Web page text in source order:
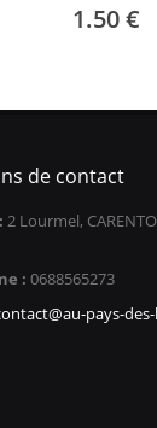
1.50 €
de contact
2 Lourmel,
: 0688565273
pays-